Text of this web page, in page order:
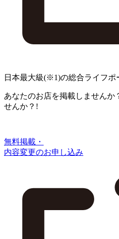
日本最大級(※1)の総合ライフポ
あなたのお店を掲載しませんか
せんか？!
無料掲載・
内容変更のお申し込み